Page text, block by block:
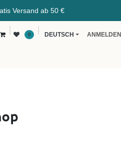
ab 50 €
0 DEUTSCH ANMELDEN